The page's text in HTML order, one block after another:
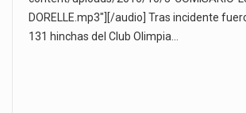
DORELLE.mp3"][/audio] Tras incidente
131 hinchas del Club Olimpia…